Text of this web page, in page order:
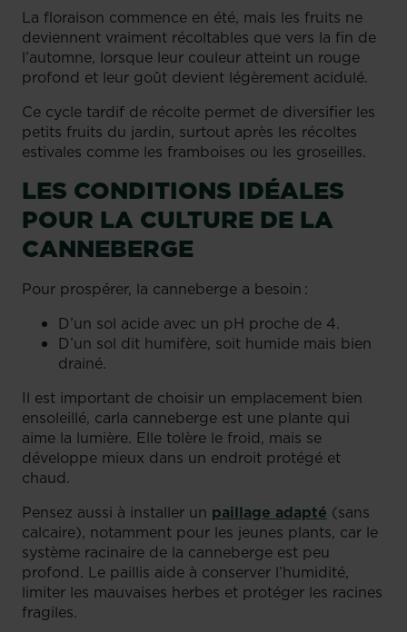
La floraison commence en été, mais les fruits ne
deviennent vraiment récoltables que vers la fin de
l’automne, lorsque leur couleur atteint un rouge
profond et leur goût devient légèrement acidulé.
Ce cycle tardif de récolte permet de diversifier les
petits fruits du jardin, surtout après les récoltes
estivales comme les framboises ou les groseilles.
LES CONDITIONS IDÉALES
POUR LA CULTURE DE LA
CANNEBERGE
Pour prospérer, la canneberge a besoin :
D’un sol acide avec un pH proche de 4.
D’un sol dit humifère, soit humide mais bien
drainé.
Il est important de choisir un emplacement bien
ensoleillé, carla canneberge est une plante qui
aime la lumière. Elle tolère le froid, mais se
développe mieux dans un endroit protégé et
chaud.
Pensez aussi à installer un paillage adapté (sans
calcaire), notamment pour les jeunes plants, car le
système racinaire de la canneberge est peu
profond. Le paillis aide à conserver l’humidité,
limiter les mauvaises herbes et protéger les racines
fragiles.